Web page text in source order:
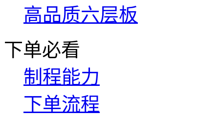
高品质六层板
下单必看
制程能力
下单流程